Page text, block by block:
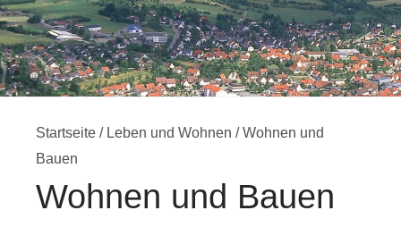
Startseite / Leben und Wohnen /Wohnen und
Bauen
Wohnen und Bauen